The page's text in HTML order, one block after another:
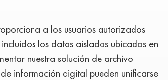
a los usuarios autorizados
los datos aislados ubicados en
nuestra solución de archivo
información digital pueden unificarse